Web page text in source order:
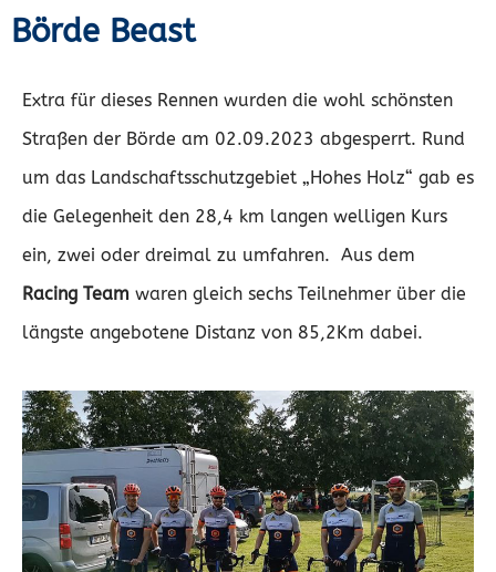
Börde Beast
Extra für dieses Rennen wurden die wohl schönsten
Straßen der Börde am 02.09.2023 abgesperrt. Rund
um das Landschaftsschutzgebiet „Hohes Holz“ gab es
die Gelegenheit den 28,4 km langen welligen Kurs
ein, zwei oder dreimal zu umfahren. Aus dem
Racing Team waren gleich sechs Teilnehmer über die
längste angebotene Distanz von 85,2Km dabei.